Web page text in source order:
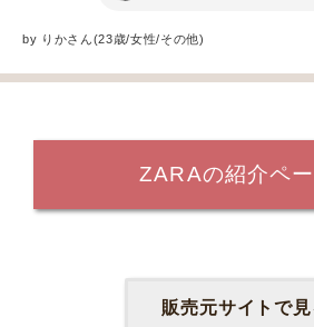
by りかさん(23歳/女性/その他)
ZARAの紹介ペ
販売元サイトで見